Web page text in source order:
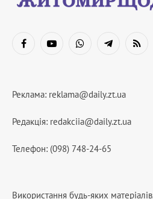
FacebookYouTubeWhatsAppTelegramRSS
Реклама: reklama@daily.zt.ua
Редакція: redakciia@daily.zt.ua
Телефон: (098) 748-24-65
Використання будь-яких